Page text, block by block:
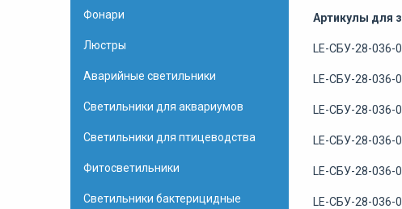
Фонари
Люстры
Аварийные светильники
Светильники для аквариумов
Светильники для птицеводства
Фитосветильники
Светильники бактерицидные
Артикулы для
LE-СБУ-28-036-
LE-СБУ-28-036-
LE-СБУ-28-036-
LE-СБУ-28-036-
LE-СБУ-28-036-
LE-СБУ-28-036-